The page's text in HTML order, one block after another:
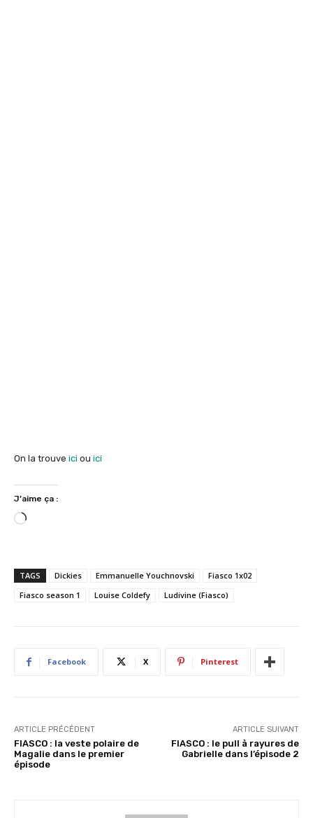
On la trouve ici ou ici
J’aime ça :
C
r
g
e
t
TAGS Dickies Emmanuelle Youchnovski
Fiasco 1x02
Fiasco season 1
Louise Coldefy Ludivine (Fiasco)
Facebook X Pinterest
ARTICLE PRÉCÉDENT
FIASCO : la veste polaire de
Magalie dans le premier
épisode
ARTICLE SUIVANT
FIASCO : le pull à rayures de
Gabrielle dans l’épisode 2